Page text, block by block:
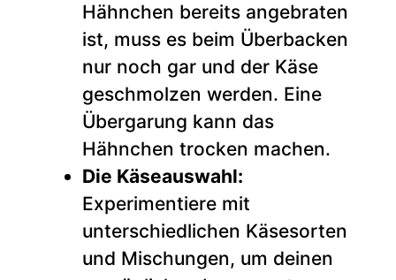
Hähnchen bereits angebraten
ist, muss es beim Überbacken
nur noch gar und der Käse
geschmolzen werden. Eine
Übergarung kann das
Hähnchen trocken machen.
Die Käseauswahl:
Experimentiere mit
unterschiedlichen Käsesorten
und Mischungen, um deinen